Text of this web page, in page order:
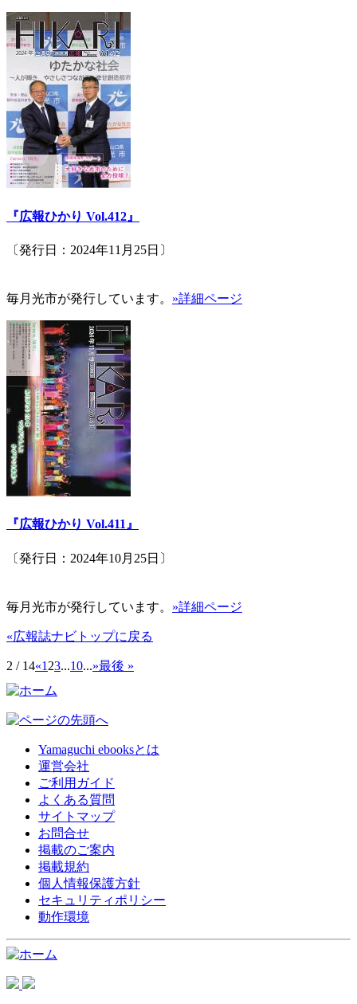
『広報ひかり Vol.412』
〔発行日：2024年11月25日〕
毎月光市が発行しています。 »詳細ページ
『広報ひかり Vol.411』
〔発行日：2024年10月25日〕
毎月光市が発行しています。 »詳細ページ
«広報誌ナビトップに戻る
2 / 14«1 23...10...»最後 »
Yamaguchi ebooksとは
運営会社
ご利用ガイド
よくある質問
サイトマップ
お問合せ
掲載のご案内
掲載規約
個人情報保護方針
セキュリティポリシー
動作環境